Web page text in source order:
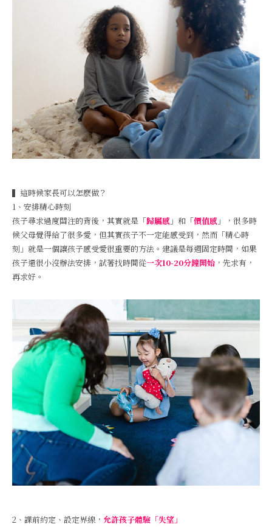
▍這時候家長可以怎麽做？
1、安排精心時刻
孩子尋求過度關注的背後，其實就是「歸屬感 」和「價值感 」，很多時
候父母覺得給了很多愛，但其實孩子不一定能感受到，然而「精心時
刻」就是一個讓孩子感受愛很重要的方法。建議是每週固定時間，如果
孩子還很小沒辦法安排，試著找時間從一次10-20分鐘開始 ，先求有，
再求好。
2、課前約定、設定界線， 允許孩子體驗「失望」